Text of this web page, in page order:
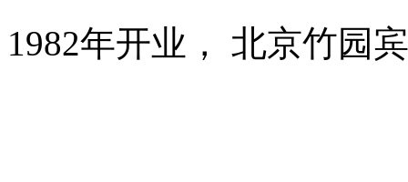
1982年开业， 北京竹